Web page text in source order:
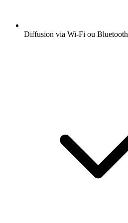
Diffusion via Wi-Fi ou Bluetooth